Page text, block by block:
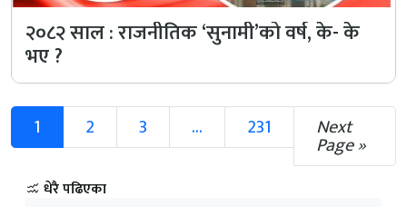
२०८२ साल : राजनीतिक ‘सुनामी’को वर्ष, के- के
भए ?
1 2 3 ... 231 Next
Page »
धेरै पढिएका